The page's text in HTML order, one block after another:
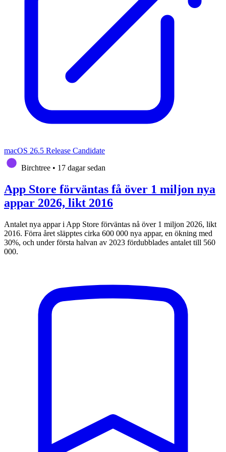
macOS 26.5 Release Candidate
Birchtree • 17 dagar sedan
App Store förväntas få över 1 miljon nya
appar 2026, likt 2016
Antalet nya appar i App Store förväntas nå över 1 miljon 2026, likt
2016. Förra året släpptes cirka 600 000 nya appar, en ökning med
30%, och under första halvan av 2023 fördubblades antalet till 560
000.